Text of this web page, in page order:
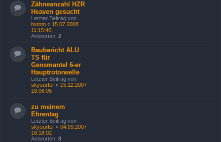
Zähneanzahl HZR
Heaven gesucht
Letzter Beitrag von
bvtom « 15.07.2008
11:15:40
Antworten: 2
Baubericht ALU
TS für
Gensmantel 6-er
Hauptrotorwelle
Letzter Beitrag von
skysurfer « 15.12.2007
18:06:05
zu meinem
Ehrentag
Letzter Beitrag von
skysurfer « 04.09.2007
18:18:02
Antworten: 8